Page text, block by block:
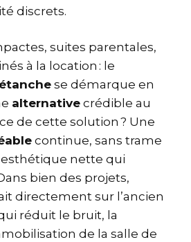
discrets.
suites parentales,
à la location : le
se démarque en
alternative crédible au
de cette solution ? Une
continue, sans trame
nette qui
bien des projets,
directement sur l’ancien
réduit le bruit, la
de la salle de